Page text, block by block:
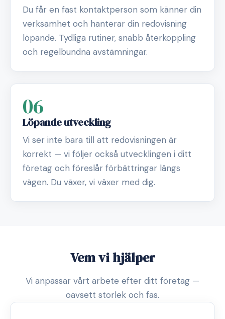
Du får en fast kontaktperson som känner din
verksamhet och hanterar din redovisning
löpande. Tydliga rutiner, snabb återkoppling
och regelbundna avstämningar.
06
Löpande utveckling
Vi ser inte bara till att redovisningen är
korrekt — vi följer också utvecklingen i ditt
företag och föreslår förbättringar längs
vägen. Du växer, vi växer med dig.
Vem vi hjälper
Vi anpassar vårt arbete efter ditt företag —
oavsett storlek och fas.